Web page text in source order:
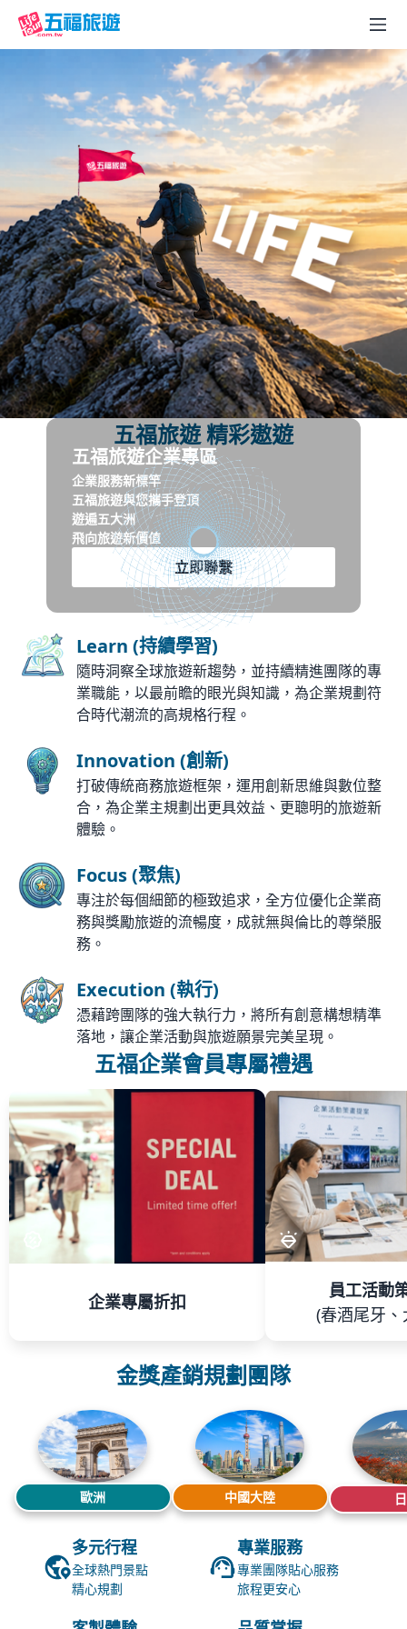
五福旅遊企業專區
企業服務新標竿
五福旅遊與您攜手登頂
遊遍五大洲
飛向旅遊新價值
立即聯繫
五福旅遊 精彩遨遊
Learn (持續學習)
隨時洞察全球旅遊新趨勢，並持續精進團隊的專
業職能，以最前瞻的眼光與知識，為企業規劃符
合時代潮流的高規格行程。
Innovation (創新)
打破傳統商務旅遊框架，運用創新思維與數位整
合，為企業主規劃出更具效益、更聰明的旅遊新
體驗。
Focus (聚焦)
專注於每個細節的極致追求，全方位優化企業商
務與獎勵旅遊的流暢度，成就無與倫比的尊榮服
務。
Execution (執行)
憑藉跨團隊的強大執行力，將所有創意構想精準
落地，讓企業活動與旅遊願景完美呈現。
五福企業會員專屬禮遇
企業專屬折扣
員工活動
(春酒尾牙
金獎產銷規劃團隊
歐洲 中國大陸
多元行程
全球熱門景點
精心規劃
專業服務
專業團隊貼心服務
旅程更安心